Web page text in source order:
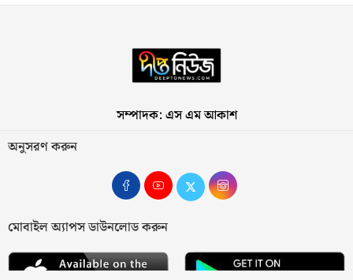
সম্পাদক: এস এম আকাশ
অনুসরণ করুন
মোবাইল অ্যাপস ডাউনলোড করুন